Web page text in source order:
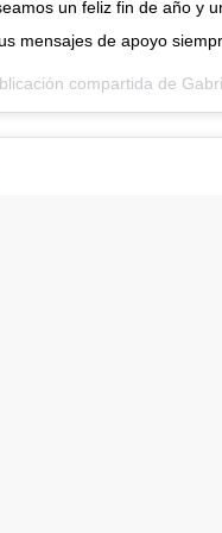
un feliz fin de año y
mensajes de apoyo
compartida de